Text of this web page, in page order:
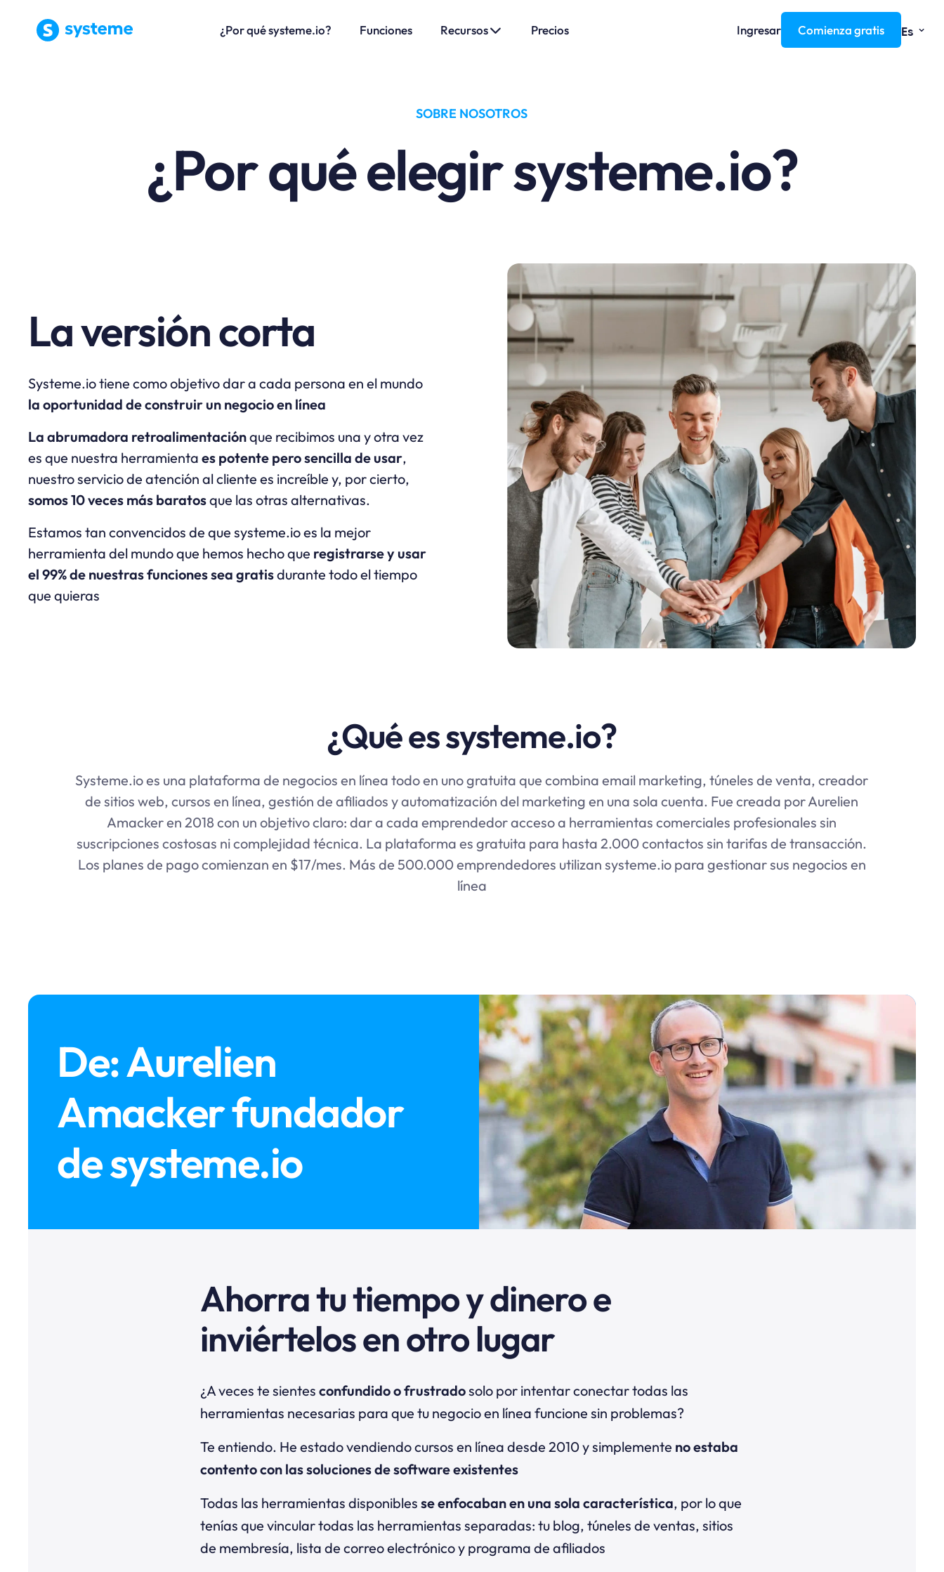
¿Por qué systeme.io? Funciones Recursos Precios Ingresar Comienza gratis Es ⌄
SOBRE NOSOTROS
¿Por qué elegir systeme.io?
La versión corta
Systeme.io tiene como objetivo dar a cada persona en el mundo
la oportunidad de construir un negocio en línea
La abrumadora retroalimentaciónque recibimos una y otra vez
es que nuestra herramienta es potente pero sencilla de usar,
nuestro servicio de atención al cliente es increíble y, por cierto,
somos 10 veces más baratosque las otras alternativas.
Estamos tan convencidos de que systeme.io es la mejor
herramienta del mundo que hemos hecho que registrarse y usar
el 99% de nuestras funciones sea gratisdurante todo el tiempo
que quieras
¿Qué es systeme.io?
Systeme.io es una plataforma de negocios en línea todo en uno gratuita que combina email marketing, túneles de venta, creador
de sitios web, cursos en línea, gestión de afiliados y automatización del marketing en una sola cuenta. Fue creada por Aurelien
Amacker en 2018 con un objetivo claro: dar a cada emprendedor acceso a herramientas comerciales profesionales sin
suscripciones costosas ni complejidad técnica. La plataforma es gratuita para hasta 2.000 contactos sin tarifas de transacción.
Los planes de pago comienzan en $17/mes. Más de 500.000 emprendedores utilizan systeme.io para gestionar sus negocios en
línea
De: Aurelien
Amacker fundador
de systeme.io
Ahorra tu tiempo y dinero e
inviértelos en otro lugar
¿A veces te sientes confundido o frustradosolo por intentar conectar todas las
herramientas necesarias para que tu negocio en línea funcione sin problemas?
Te entiendo. He estado vendiendo cursos en línea desde 2010 y simplemente no estaba
contento con las soluciones de software existentes
Todas las herramientas disponibles se enfocaban en una sola característica, por lo que
tenías que vincular todas las herramientas separadas: tu blog, túneles de ventas, sitios
de membresía, lista de correo electrónico y programa de afiliados